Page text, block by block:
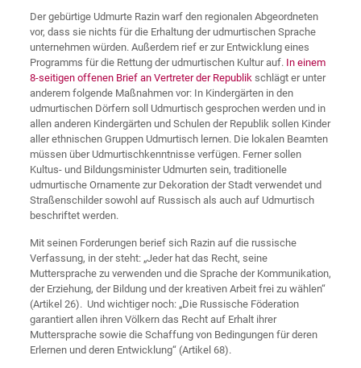
Der gebürtige Udmurte Razin warf den regionalen Abgeordneten
vor, dass sie nichts für die Erhaltung der udmurtischen Sprache
unternehmen würden. Außerdem rief er zur Entwicklung eines
Programms für die Rettung der udmurtischen Kultur auf. In einem
8-seitigen offenen Brief an Vertreter der Republik schlägt er unter
anderem folgende Maßnahmen vor: In Kindergärten in den
udmurtischen Dörfern soll Udmurtisch gesprochen werden und in
allen anderen Kindergärten und Schulen der Republik sollen Kinder
aller ethnischen Gruppen Udmurtisch lernen. Die lokalen Beamten
müssen über Udmurtischkenntnisse verfügen. Ferner sollen
Kultus- und Bildungsminister Udmurten sein, traditionelle
udmurtische Ornamente zur Dekoration der Stadt verwendet und
Straßenschilder sowohl auf Russisch als auch auf Udmurtisch
beschriftet werden.
Mit seinen Forderungen berief sich Razin auf die russische
Verfassung, in der steht: „Jeder hat das Recht, seine
Muttersprache zu verwenden und die Sprache der Kommunikation,
der Erziehung, der Bildung und der kreativen Arbeit frei zu wählen“
(Artikel 26). Und wichtiger noch: „Die Russische Föderation
garantiert allen ihren Völkern das Recht auf Erhalt ihrer
Muttersprache sowie die Schaffung von Bedingungen für deren
Erlernen und deren Entwicklung“ (Artikel 68).